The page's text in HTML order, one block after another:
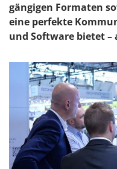
gängigen Formaten
eine perfekte
und Software bietet –